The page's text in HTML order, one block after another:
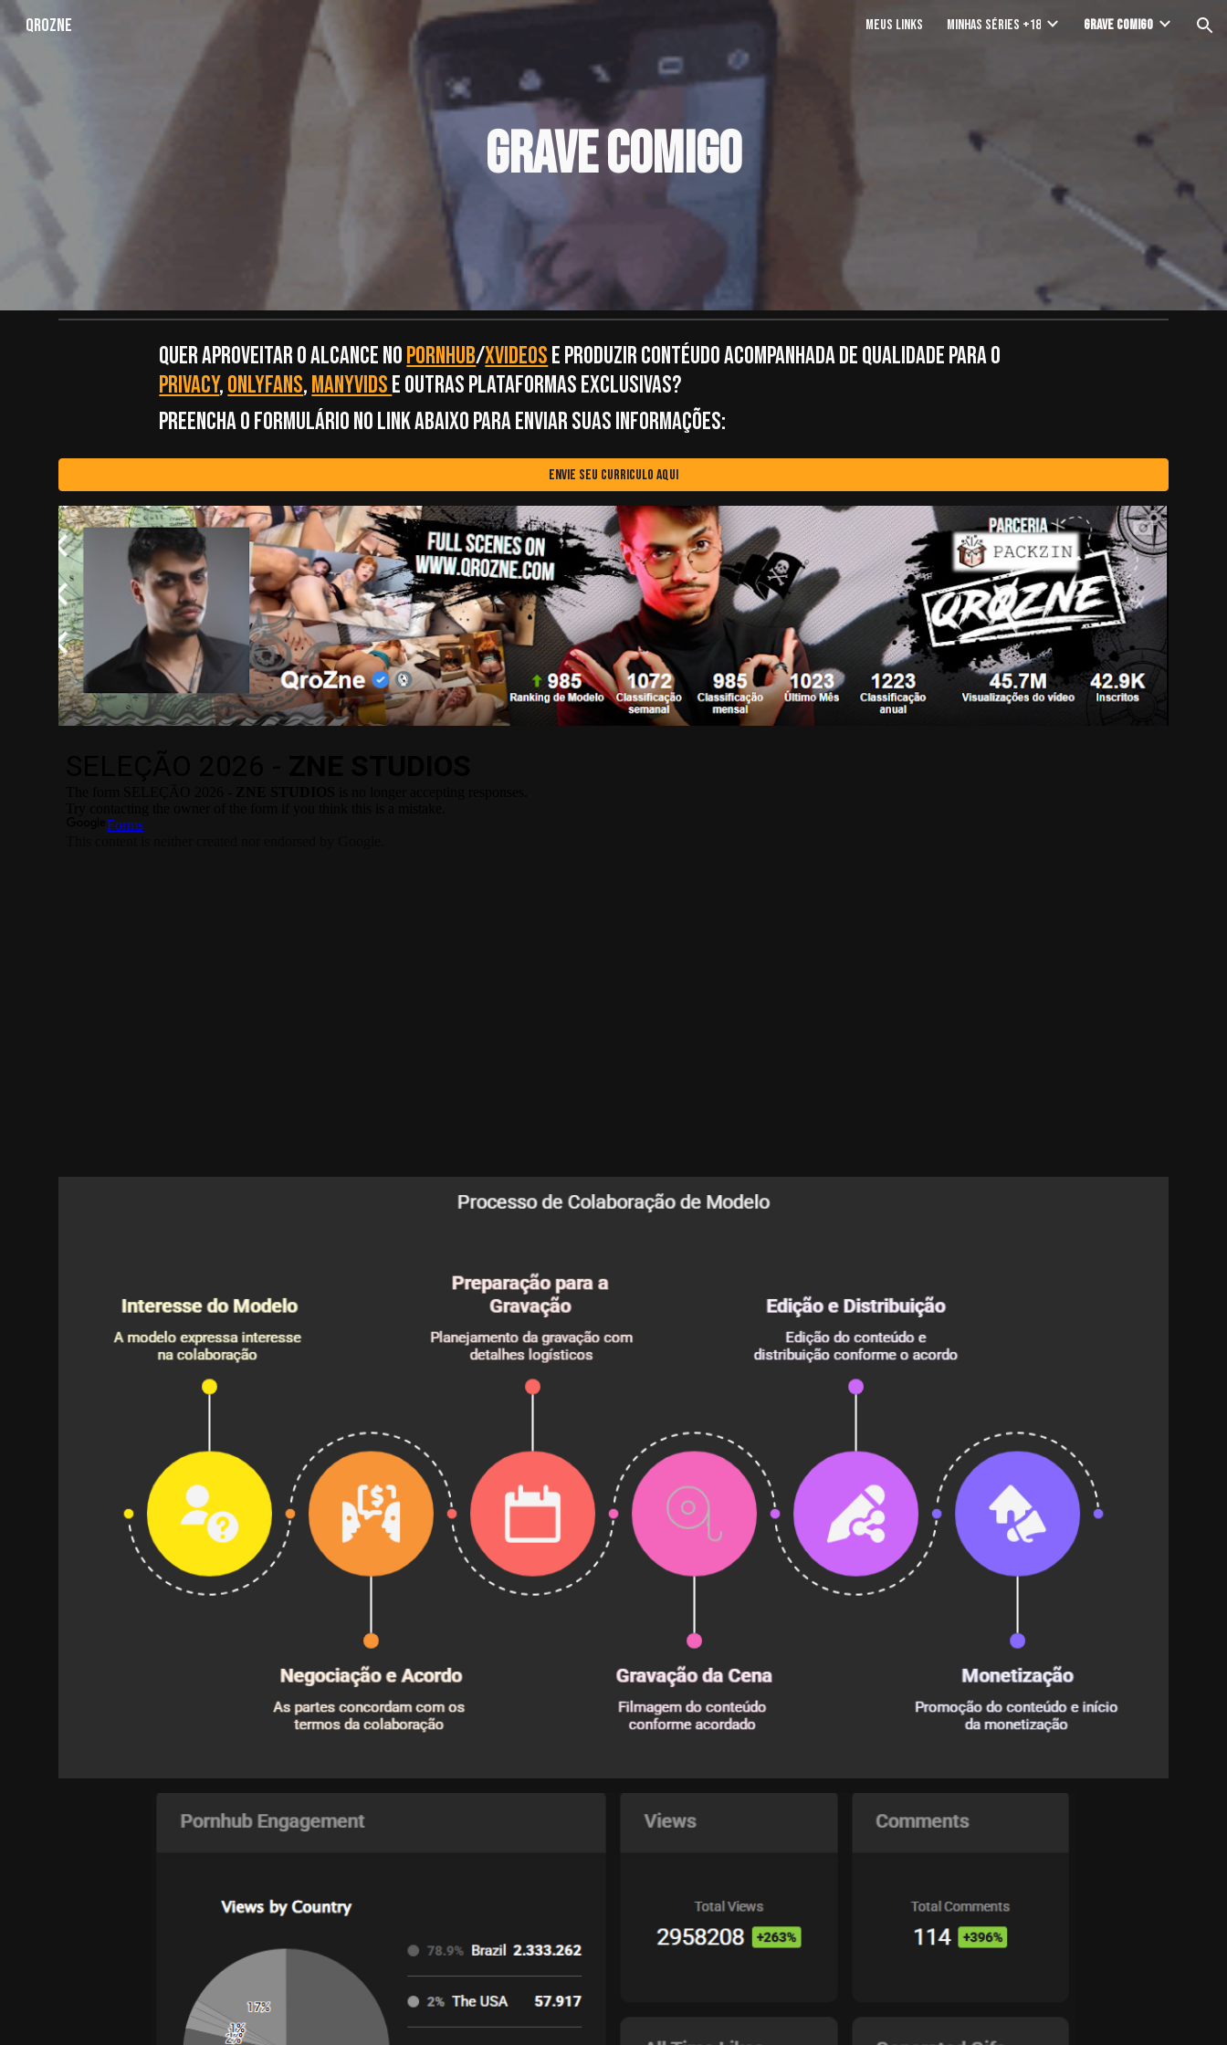
Skip to main content
QroZne MEUS LINKS MINHAS SÉRIES +18 GRAVE COMIGO
grave comigo
QUER APROVEITAR O ALCANCE NOPORNHUB/XVIDEOSePRODUZIR CONTÉUDO ACOMPANHADA DE QUALIDADE PARA O
PRIVACY,ONLYFANS,MANYVIDSE OUTRAS PLATAFORMAS EXCLUSIVAS?
PREENCHA O FORMULÁRIO NO LINK ABAIXO PARA ENVIAR SUAS INFORMAÇÕES:
ENVIE SEU CURRICULO AQUI